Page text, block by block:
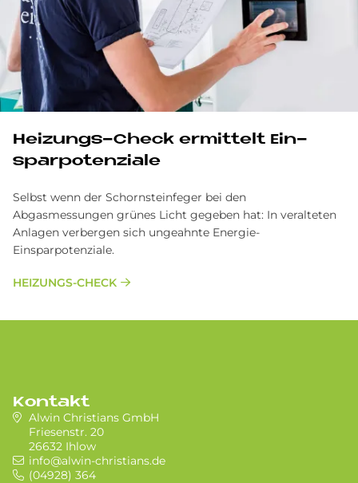
Hei­zun­gs-Check er­mit­telt Ein­
spar­po­ten­zia­le
Selbst wenn der Schornsteinfeger bei den
Abgasmessungen grünes Licht gegeben hat: In veralteten
Anlagen verbergen sich ungeahnte Energie-
Einsparpotenziale.
HEIZUNGS-CHECK
Kontakt
Alwin Christians GmbH
Friesenstr. 20
26632 Ihlow
info@alwin-christians.de
(04928) 364